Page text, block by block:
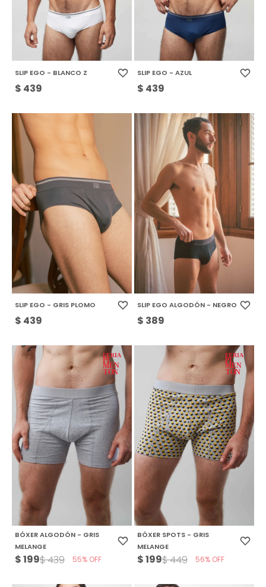
SLIP EGO - BLANCO Z
$ 439
SLIP EGO - AZUL
$ 439
SLIP EGO - GRIS PLOMO
$ 439
SLIP EGO ALGODÓN - NEGRO
$ 389
BÓXER ALGODÓN - GRIS
MELANGE
$199$439 55
BÓXER SPOTS - GRIS
MELANGE
$199$449 56